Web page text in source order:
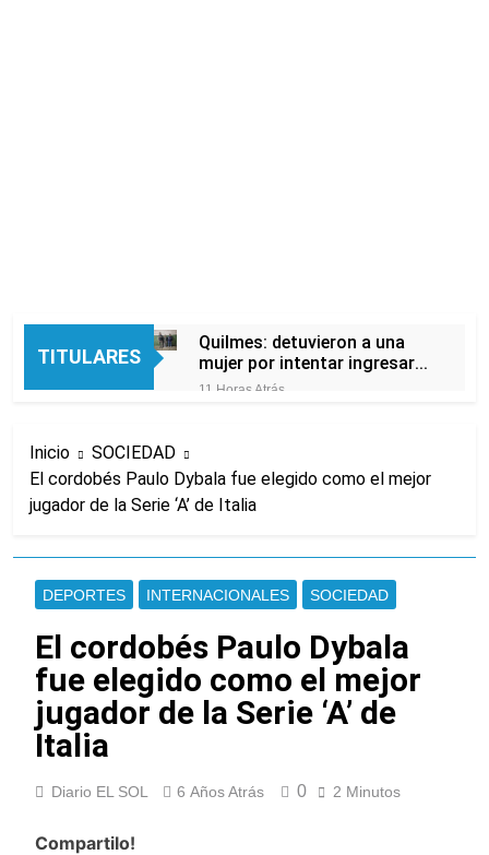
TITULARES
Quilmes: detuvieron a una
mujer por intentar ingresar
droga a una cárcel
11 Horas Atrás
Una camioneta de
mudanzas casi cae al
Secuestraron 11 vehículos
durante un operativo de
tránsito en Ezpeleta
12 Horas Atrás
El embajador
argentino en Brasil
llegó para reunirse
con Quirno
12 Horas Atrás
Quilmes lo dejó
escapar y empató 1 a
minoristas cayeron
Inicio
SOCIEDAD
El cordobés Paulo Dybala fue elegido como el mejor
jugador de la Serie ‘A’ de Italia
DEPORTES INTERNACIONALES SOCIEDAD
El cordobés Paulo Dybala
fue elegido como el mejor
jugador de la Serie ‘A’ de
Italia
Diario EL SOL 6 Años Atrás 0 2 Minutos
Compartilo!